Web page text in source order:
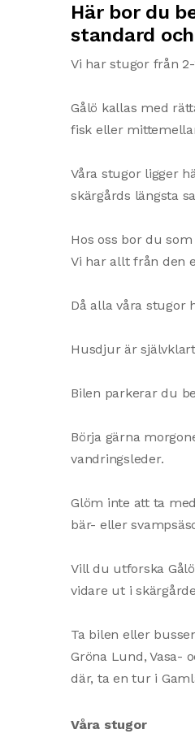
Här bor du
standard
Vi har stugor från
Gålö kallas med
fisk eller
Våra stugor ligger
skärgårds längsta
Hos oss bor du
Vi har allt från den
Då alla våra stugor
Husdjur är
Bilen parkerar du
Börja gärna
vandringsleder.​
Glöm inte att ta
bär- eller
Vill du utforska
vidare ut i
Ta bilen eller
Gröna Lund, Vasa-
där, ta en tur i
Våra stugor